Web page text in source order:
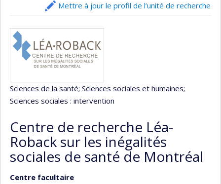
Mettre à jour le profil de l’unité de recherche
Sciences de la santé; Sciences sociales et humaines;
Sciences sociales : intervention
Centre de recherche Léa-
Roback sur les inégalités
sociales de santé de Montréal
Centre facultaire